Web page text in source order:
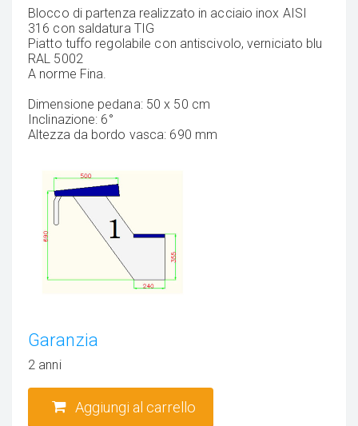
Blocco di partenza realizzato in acciaio inox AISI
316 con saldatura TIG
Piatto tuffo regolabile con antiscivolo, verniciato blu
RAL 5002
A norme Fina.
Dimensione pedana: 50 x 50 cm
Inclinazione: 6°
Altezza da bordo vasca: 690 mm
Garanzia
2 anni
Aggiungi al carrello